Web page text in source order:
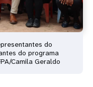
do programa
Camila Geraldo